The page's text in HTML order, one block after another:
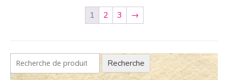
1 2 3 →
Recherche